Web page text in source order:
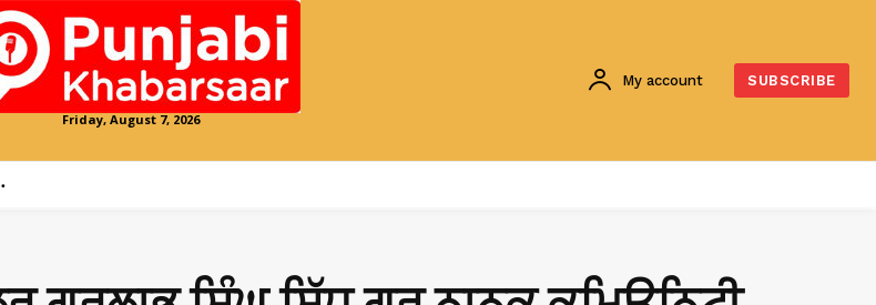
Friday, August 7, 2026
My account SUBSCRIBE